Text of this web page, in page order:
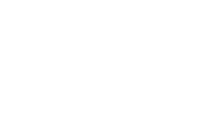
痛下狠手拳打脚踢